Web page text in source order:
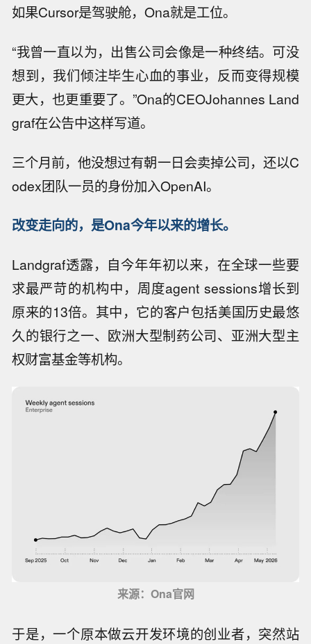
如果Cursor是驾驶舱，Ona就是工位。
“我曾一直以为，出售公司会像是一种终结。可没
想到，我们倾注毕生心血的事业，反而变得规模
更大，也更重要了。”Ona的CEOJohannes Land
graf在公告中这样写道。
三个月前，他没想过有朝一日会卖掉公司，还以C
odex团队一员的身份加入OpenAI。
改变走向的，是Ona今年以来的增长。
Landgraf透露，自今年年初以来，在全球一些要
求最严苛的机构中，周度agent sessions增长到
原来的13倍。其中，它的客户包括美国历史最悠
久的银行之一、欧洲大型制药公司、亚洲大型主
权财富基金等机构。
来源：Ona官网
于是，一个原本做云开发环境的创业者，突然站